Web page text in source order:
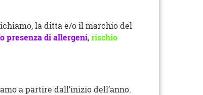
la ditta e/o il marchio del
presenza di allergeni, rischio
a partire dall’inizio dell’anno.